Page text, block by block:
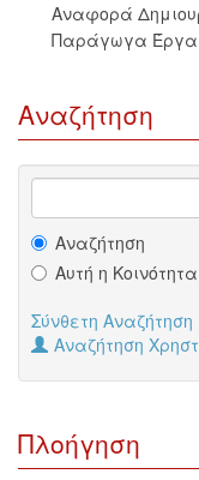
Αναφορά
Παράγωγα Έργα
Αναζήτηση
Αναζήτηση
Αυτή η Κοινότητα
Σύνθετη Αναζήτηση
Αναζήτηση
Πλοήγηση